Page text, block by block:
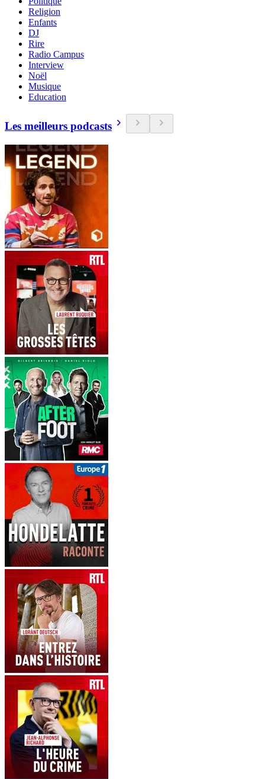
Religion
Enfants
DJ
Rire
Radio Campus
Interview
Noël
Musique
Education
Les meilleurs podcasts